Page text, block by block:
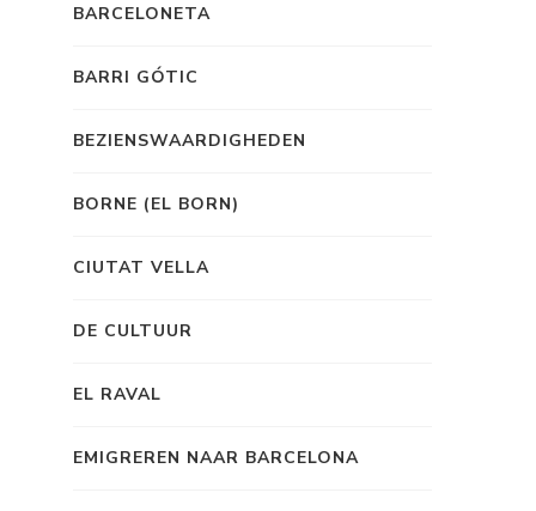
BARCELONETA
BARRI GÓTIC
BEZIENSWAARDIGHEDEN
BORNE (EL BORN)
CIUTAT VELLA
DE CULTUUR
EL RAVAL
EMIGREREN NAAR BARCELONA